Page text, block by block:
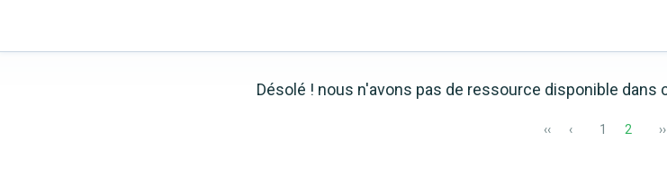
Désolé ! nous n'avons pas de ressource disponible
‹‹ ‹ 1 2 ››